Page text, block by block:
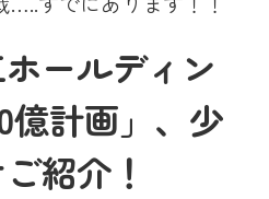
ールディン
億計画」、少
紹介！